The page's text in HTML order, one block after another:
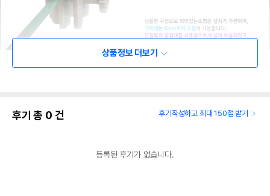
상품정보 더보기
후기 총 0 건 후기작성하고 최대 150점 받기
등록된 후기가 없습니다.